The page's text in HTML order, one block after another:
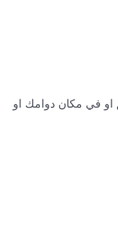
او في مكان دوامك او